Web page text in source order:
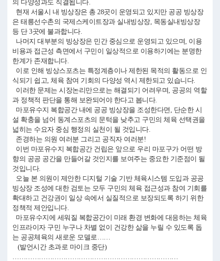
의 다양성과도 직결됩니다.
현재 서울시 내 빙상장은 총 28곳이 운영되고 있지만 공공 빙상장
은 태릉선수촌의 국제스케이트장과 실내빙상장, 목동실내빙상장
등 단 3곳에 불과합니다.
나머지 대부분의 빙상장은 민간 중심으로 운영되고 있으며, 이용
비용과 접근성 측면에서 구민이 일상적으로 이용하기에는 분명한
한계가 존재합니다.
이로 인해 빙상스포츠는 특정계층이나 제한된 목적의 활동으로 인
식되기 쉽고, 체육 참여 기회의 다양성 역시 제한되고 있습니다.
이러한 문제는 시장논리만으로는 해결되기 어려우며, 공공의 역할
과 정책적 판단을 통해 보완되어야 한다고 봅니다.
마포유수지 복합공간 내에 공공 빙상장을 조성한다면, 단순한 시
설 확충을 넘어 동계스포츠의 문턱을 낮추고 구민의 체육 선택권을
넓히는 수요자 중심 행정의 실천이 될 것입니다.
존경하는 의원 여러분 그리고 공직자 여러분!
이번 마포유수지 복합공간 건립은 앞으로 우리 마포구가 어떤 방
향의 공공 공간을 만들어갈 것인지를 보여주는 중요한 기준점이 될
것입니다.
오늘 본 의원이 제안한 디지털 기술 기반 체육시스템 도입과 공공
빙상장 조성에 대한 검토는 모두 구민의 체육 접근성과 참여 기회를
확대하고 건강권이 일상 속에서 실질적으로 보장되도록 하기 위한
정책적 제안입니다.
마포유수지에 세워질 복합공간이 미래 환경 변화에 대응하는 체육
인프라이자 구민 누구나 차별 없이 건강한 삶을 누릴 수 있도록 돕
는 공공체육의 새로운 모델로……
(발언시간 초과로 마이크 중단)
…………………………………………………………………